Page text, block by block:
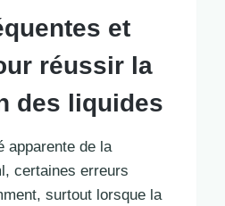
et
réussir la
des liquides
apparente de la
certaines erreurs
surtout lorsque la